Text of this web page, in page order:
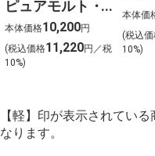
ピュアモルト・
フロムザバレル
ウイスキー2本セ
ット【北海道ご
本体価格10,200円
(税込価格11,220円／税
10%)
本体価
(税込
10%)
【軽】印が表示されてい
なります。